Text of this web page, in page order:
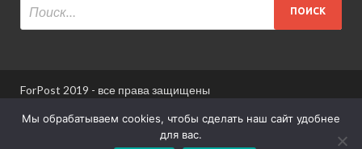
ForPost 2019 - все права защищены
При использовании материалов сайта ссылка
Мы обрабатываем cookies, чтобы сделать наш сайт удобнее
для вас.